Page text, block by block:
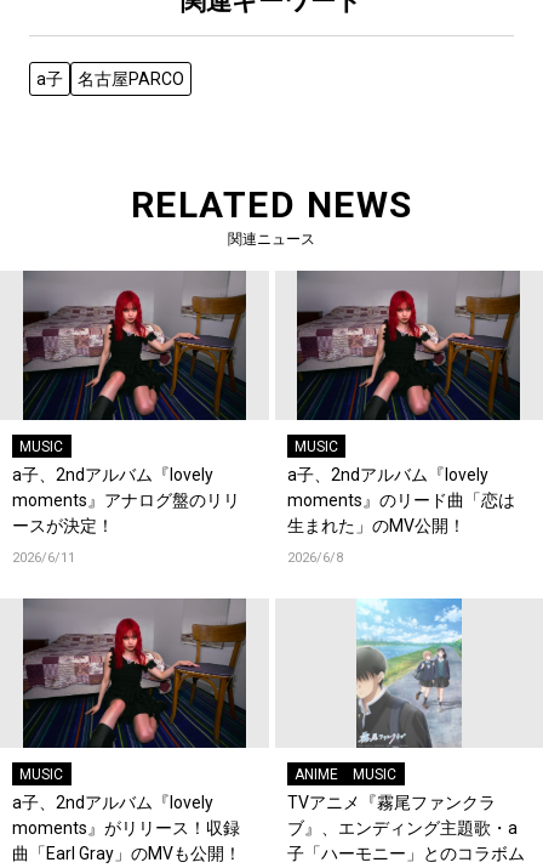
a子 名古屋PARCO
RELATED NEWS
関連ニュース
MUSIC
a子、2ndアルバム『lovely
moments』アナログ盤のリリ
ースが決定！
2026/6/11
MUSIC
a子、2ndアルバム『lovely
moments』のリード曲「恋は
生まれた」のMV公開！
2026/6/8
MUSIC
a子、2ndアルバム『lovely
moments』がリリース！収録
曲「Earl Gray」のMVも公開！
ANIME MUSIC
TVアニメ『霧尾ファンクラ
ブ』、エンディング主題歌・a
子「ハーモニー」とのコラボム